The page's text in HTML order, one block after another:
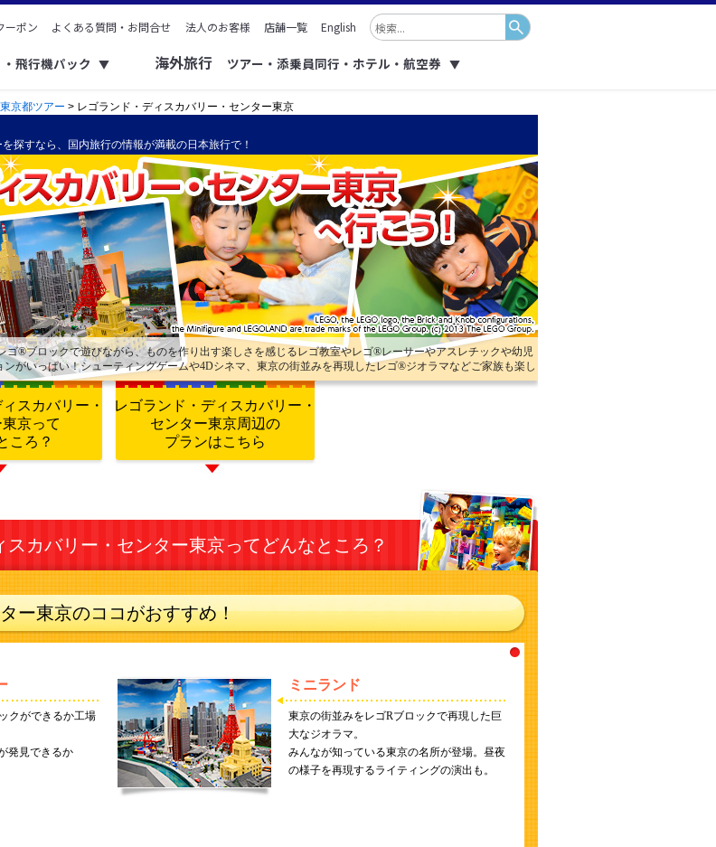
ーポン よくある質問・お問合せ 法人のお客様 店舗一覧 English
飛行機パック ▼ 海外旅行 ツアー・添乗員同行・ホテル・航空券 ▼
京都ツアー > レゴランド・ディスカバリー・センター東京
探すなら、国内旅行の情報が満載の日本旅行で！
®ブロックで遊びながら、ものを作り出す楽しさを感じるレゴ教室やレゴ®レーサーやアスレチックや幼児
がいっぱい！シューティングゲームや4Dシネマ、東京の街並みを再現したレゴ®ジオラマなどご家族も楽し
スカバリー・
京って
ころ？
レゴランド・ディスカバリー・
センター東京周辺の
プランはこちら
スカバリー・センター東京ってどんなところ？
ー東京のココがおすすめ！
クができるか工場
発見できるか
ミニランド
東京の街並みをレゴRブロックで再現した巨
大なジオラマ。
みんなが知っている東京の名所が登場。昼夜
の様子を再現するライティングの演出も。